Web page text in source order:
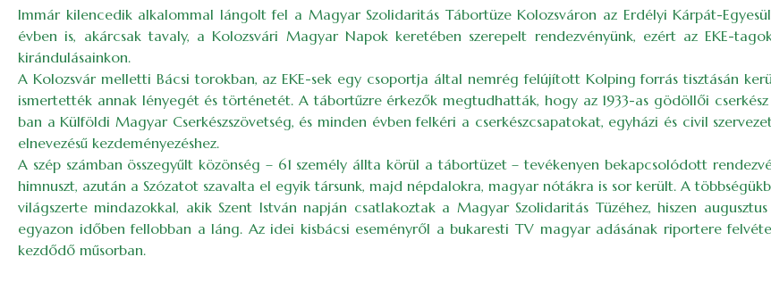
Immár kilencedik alkalommal lángolt fel a Magyar Szolidaritás Tábortüze Kolozsváron az Erdélyi Kárpát-
évben is, akárcsak tavaly, a Kolozsvári Magyar Napok keretében szerepelt rendezvényünk, ezért az EKE-
kirándulásainkon.
A Kolozsvár melletti Bácsi torokban, az EKE-sek egy csoportja által nemrég felújított Kolping forrás tisztásán
ismertették annak lényegét és történetét. A tábortűzre érkezők megtudhatták, hogy az 1933-as gödöllői
ban a Külföldi Magyar Cserkészszövetség, és minden évben felkéri a cserkészcsapatokat, egyházi és civil
elnevezésű kezdeményezéshez.
A szép számban összegyűlt közönség – 61 személy állta körül a tábortüzet – tevékenyen bekapcsolódott
himnuszt, azután a Szózatot szavalta el egyik társunk, majd népdalokra, magyar nótákra is sor került. A
világszerte mindazokkal, akik Szent István napján csatlakoztak a Magyar Szolidaritás Tüzéhez, hiszen
egyazon időben fellobban a láng. Az idei kisbácsi eseményről a bukaresti TV magyar adásának riportere
kezdődő műsorban.